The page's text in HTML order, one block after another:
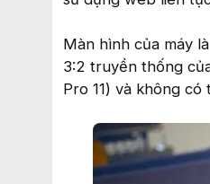
Màn hình của máy
3:2 truyền thống
Pro 11) và không có